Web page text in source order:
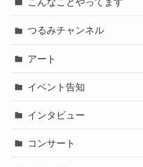
つるみチャンネル
アート
イベント告知
インタビュー
コンサート